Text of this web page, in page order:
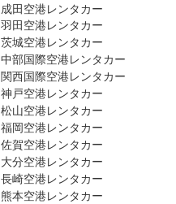
成田空港レンタカー
羽田空港レンタカー
茨城空港レンタカー
中部国際空港レンタカー
関西国際空港レンタカー
神戸空港レンタカー
松山空港レンタカー
福岡空港レンタカー
佐賀空港レンタカー
大分空港レンタカー
長崎空港レンタカー
熊本空港レンタカー